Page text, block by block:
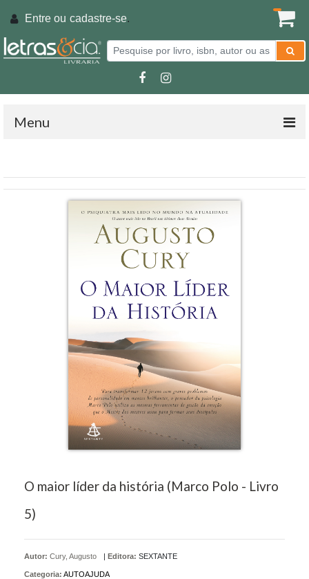
Entre ou cadastre-se.
Menu
O maior líder da história (Marco Polo - Livro
5)
Autor: Cury, Augusto | Editora: SEXTANTE
Categoria: AUTOAJUDA